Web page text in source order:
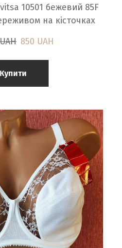
10501 бежевий 85F
на кісточках
850 UAH
Купити